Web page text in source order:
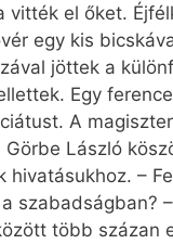
el őket.
egy kis
jöttek a
Egy
A
László
hivatásukhoz. –
szabadságban?
több százan